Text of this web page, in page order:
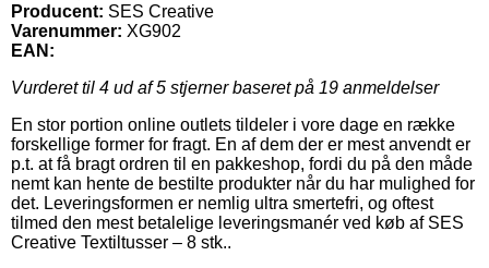
Producent: SES Creative
Varenummer: XG902
EAN:
Vurderet til 4 ud af 5 stjerner baseret på 19 anmeldelser
En stor portion online outlets tildeler i vore dage en række
forskellige former for fragt. En af dem der er mest anvendt er
p.t. at få bragt ordren til en pakkeshop, fordi du på den måde
nemt kan hente de bestilte produkter når du har mulighed for
det. Leveringsformen er nemlig ultra smertefri, og oftest
tilmed den mest betalelige leveringsmanér ved køb af SES
Creative Textiltusser – 8 stk..